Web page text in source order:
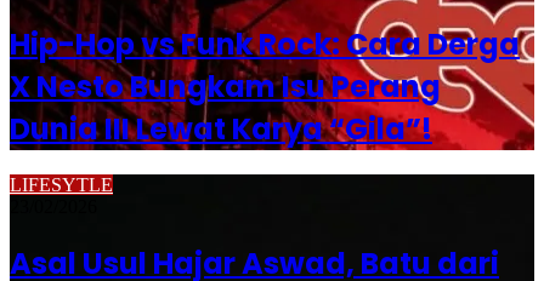
Hip-Hop vs Funk Rock: Cara Derga
X Nesto Bungkam Isu Perang
Dunia III Lewat Karya “Gila”!
LIFESYTLE
Asal Usul Hajar Aswad, Batu dari